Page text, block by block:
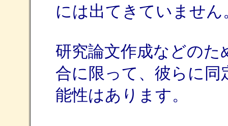
には出てきていません
研究論文作成などの
合に限って、彼らに
能性はあります。